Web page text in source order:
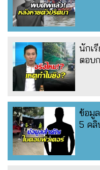
นักเ
ตอบ
ข้อมู
5 คลิ